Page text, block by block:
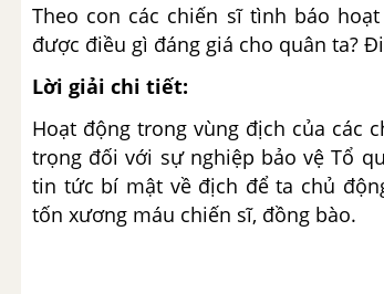
Theo con các chiến sĩ tình báo
được điều gì đáng giá cho quân ta?
Lời giải chi tiết:
Hoạt động trong vùng địch của các
trọng đối với sự nghiệp bảo vệ Tổ
tin tức bí mật về địch để ta chủ
tốn xương máu chiến sĩ, đồng bào.